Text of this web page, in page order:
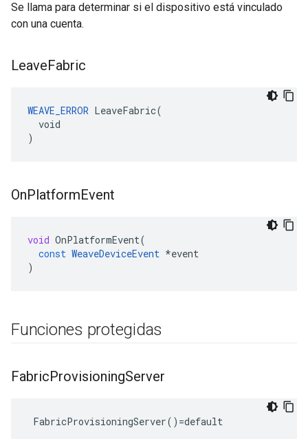
Se llama para determinar si el dispositivo está vinculado
con una cuenta.
LeaveFabric
WEAVE_ERROR LeaveFabric(
  void
)
OnPlatformEvent
void OnPlatformEvent(
const WeaveDeviceEvent *event
)
Funciones protegidas
FabricProvisioningServer
FabricProvisioningServer()=default